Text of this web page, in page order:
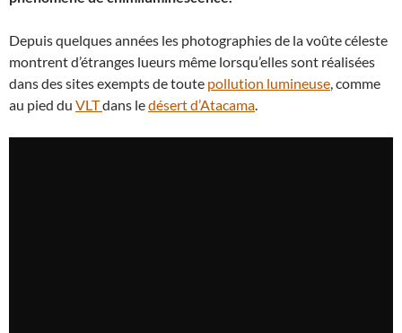
Depuis quelques années les photographies de la voûte céleste
montrent d’étranges lueurs même lorsqu’elles sont réalisées
dans des sites exempts de toute pollution lumineuse , comme
au pied du VLTdans ledésert d’Atacama